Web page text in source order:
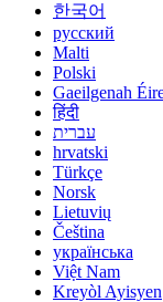
한국어
русский
Malti
Polski
Gaeilgenah
हिंदी
עברית
hrvatski
Türkçe
Norsk
Lietuvių
Čeština
українська
Việt Nam
Kreyòl Ayisyen